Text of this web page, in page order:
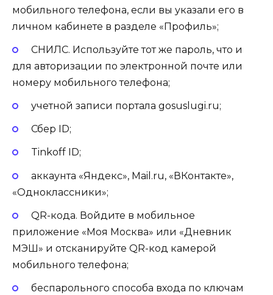
мобильного телефона, если вы указали его в
личном кабинете в разделе «Профиль»;
СНИЛС. Используйте тот же пароль, что и
для авторизации по электронной почте или
номеру мобильного телефона;
учетной записи портала gosuslugi.ru;
Сбер ID;
Tinkoff ID;
аккаунта «Яндекс», Mail.ru, «ВКонтакте»,
«Одноклассники»;
QR-кода. Войдите в мобильное
приложение «Моя Москва» или «Дневник
МЭШ» и отсканируйте QR-код камерой
мобильного телефона;
беспарольного способа входа по ключам